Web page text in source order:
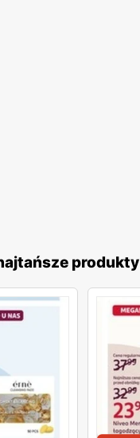
produkty